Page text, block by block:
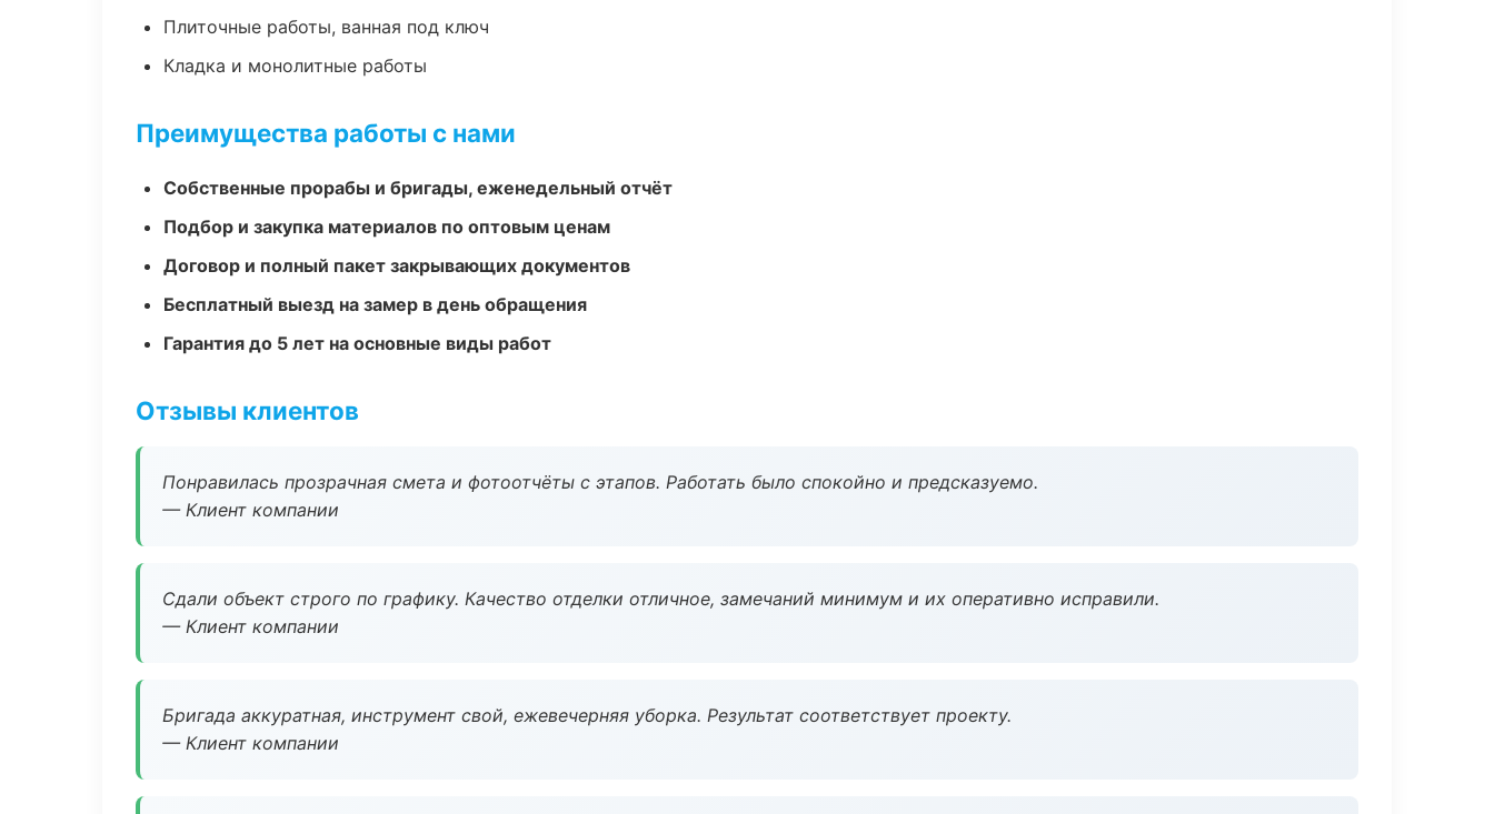
Плиточные работы, ванная под ключ
Кладка и монолитные работы
Преимущества работы с нами
Собственные прорабы и бригады, еженедельный отчёт
Подбор и закупка материалов по оптовым ценам
Договор и полный пакет закрывающих документов
Бесплатный выезд на замер в день обращения
Гарантия до 5 лет на основные виды работ
Отзывы клиентов
Понравилась прозрачная смета и фотоотчёты с этапов. Работать было спокойно и предсказуемо.
— Клиент компании
Сдали объект строго по графику. Качество отделки отличное, замечаний минимум и их оперативно исправили.
— Клиент компании
Бригада аккуратная, инструмент свой, ежевечерняя уборка. Результат соответствует проекту.
— Клиент компании